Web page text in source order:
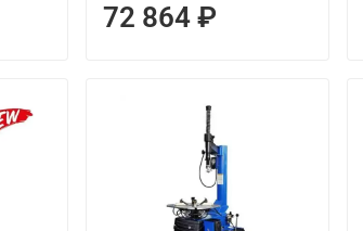
72 864 ₽